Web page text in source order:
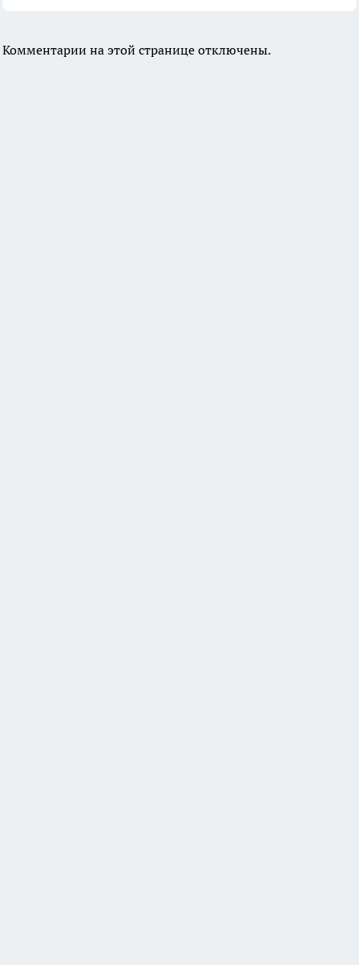
Комментарии на этой странице отключены.